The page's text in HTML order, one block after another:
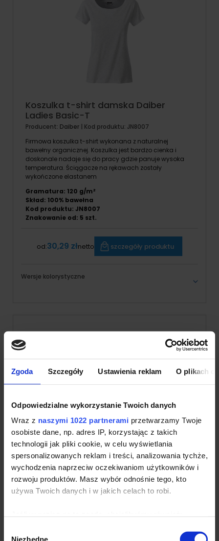
Zgoda Szczegóły Ustawienia reklam O plikach
Odpowiedzialne wykorzystanie Twoich danych
Wraz z naszymi 1022 partnerami przetwarzamy Twoje
osobiste dane, np. adres IP, korzystając z takich
technologii jak pliki cookie, w celu wyświetlania
spersonalizowanych reklam i treści, analizowania tychże,
wychodzenia naprzeciw oczekiwaniom użytkowników i
rozwoju produktów. Masz wybór odnośnie tego, kto
używa Twoich danych i w jakich celach to robi.
geograficznej z dokładnością nawet do kilku metrów
Niezbędne
Koszulka t-shirt damska Daiber
Ladies Basic-T
Producent: Daiber | Kod produktu: JN8007
Firmowa koszulka t-shirt wykonana z naturalnej
bawełny organicznej. Koszulka jest bardzo cienka i
doskonale nadaje się do pracy gdzie panuje wysoka
temperatura. Ściągacze na rękawach zostały
wykończone elastanem
Gramatura: 120 g/m²
Skład: 100% bawełna
Kod produktu: JN8007
Znakowanie od: 5 szt.
od:30,29 złnetto szczegóły produktu
Wersje kolorystyczne
Koszulka t-shirt męska Daiber Men's
Basic-T
Daiber
JN8008
Firmowa koszulka t-shirt wykonana z naturalnej
bawełny organicznej. Koszulka jest bardzo cienka i
doskonale nadaje się do pracy gdzie panuje wysoka
Skład: 100% bawełna